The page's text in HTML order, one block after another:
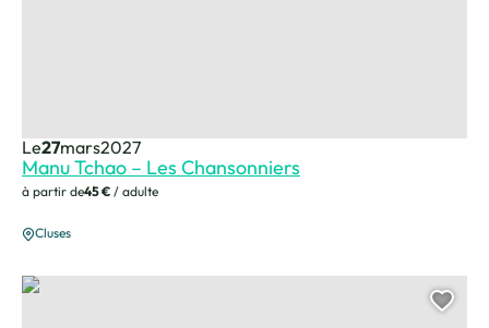
Manu Tchao – Les Chansonniers
à partir de45 € / adulte
Le27mars2027
Cluses
Le Petit Prince – Cie le vélo volé